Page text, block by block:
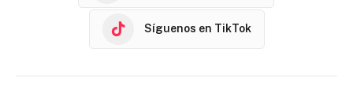
Síguenos en TikTok